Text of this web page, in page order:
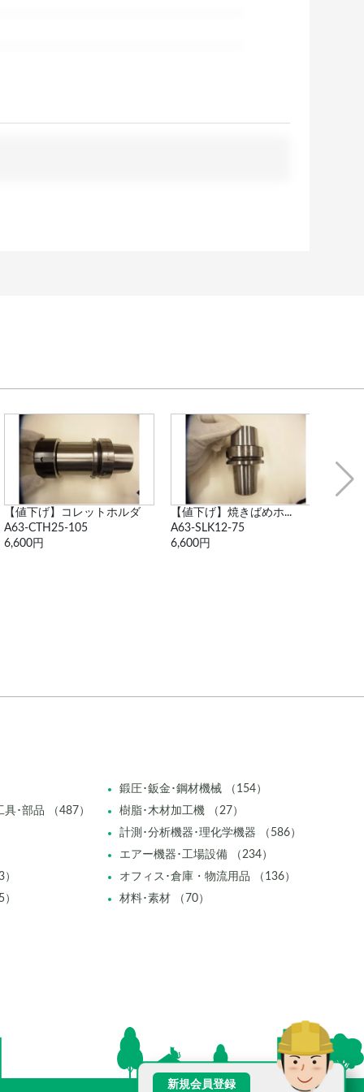
【値下げ】焼きばめホ...
A63-SLK12-75
6,600円
【再値下げ】データワ...
A 63-DTA7-105
11,000円
新規会員登録
鍛圧･鈑金･鋼材機械 （154）
･部品 （487）
樹脂･木材加工機 （27）
計測･分析機器･理化学機器 （586）
エアー機器･工場設備 （234）
オフィス･倉庫・物流用品 （136）
材料･素材 （70）